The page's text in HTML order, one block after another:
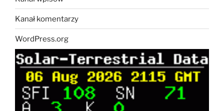
Kanał komentarzy
WordPress.org